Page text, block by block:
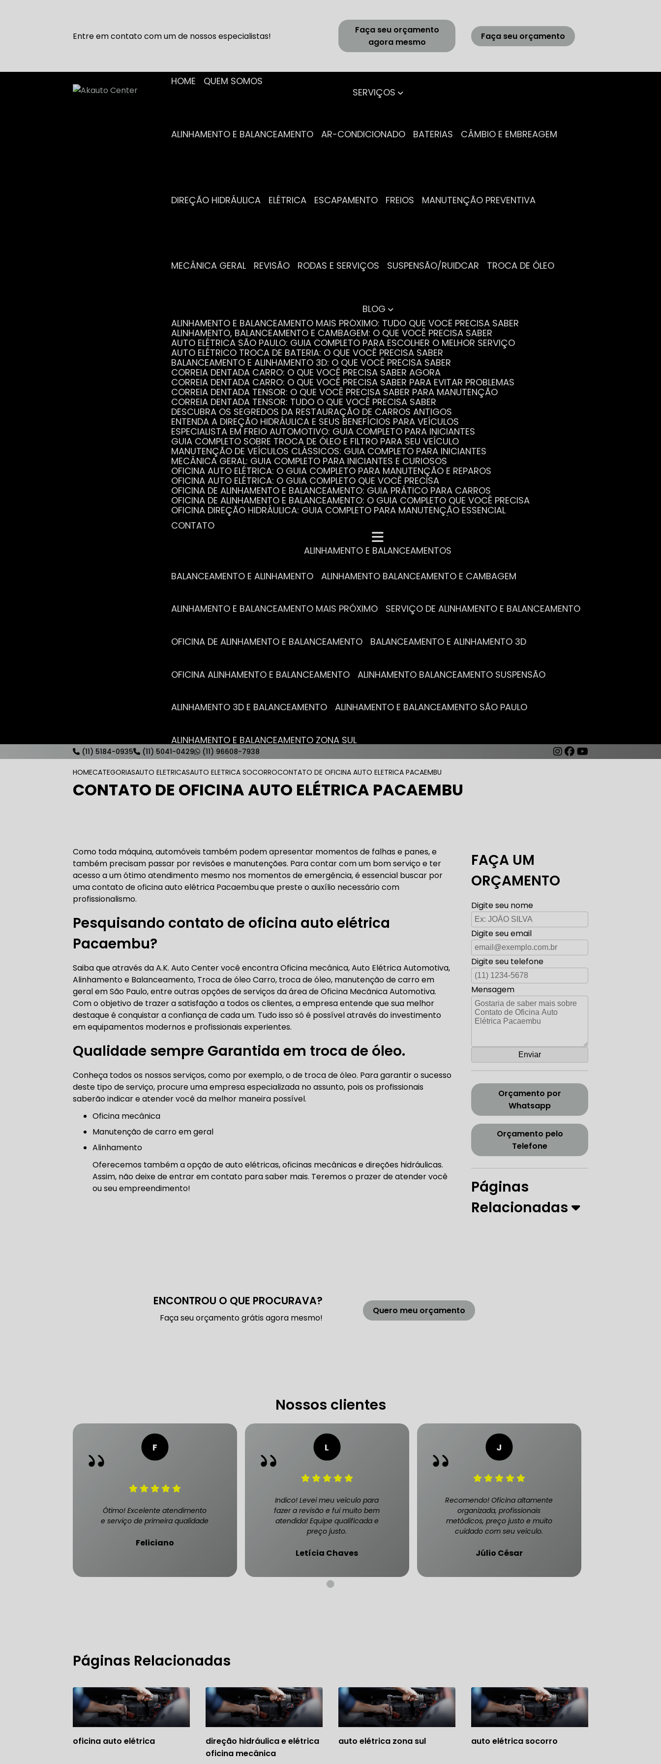
Entre em contato com um de nossos especialistas!
Faça seu orçamento
agora mesmo
Faça seu orçamento
HOME
QUEM SOMOS
SERVIÇOS
ALINHAMENTO E BALANCEAMENTO AR-CONDICIONADO BATERIAS CÂMBIO E EMBREAGEM
DIREÇÃO HIDRÁULICA ELÉTRICA ESCAPAMENTO FREIOS MANUTENÇÃO PREVENTIVA
MECÂNICA GERAL REVISÃO RODAS E SERVIÇOS SUSPENSÃO/RUIDCAR TROCA DE ÓLEO
BLOG
ALINHAMENTO E BALANCEAMENTO MAIS PRÓXIMO: TUDO QUE VOCÊ PRECISA SABER
ALINHAMENTO, BALANCEAMENTO E CAMBAGEM: O QUE VOCÊ PRECISA SABER
AUTO ELÉTRICA SÃO PAULO: GUIA COMPLETO PARA ESCOLHER O MELHOR SERVIÇO
AUTO ELÉTRICO TROCA DE BATERIA: O QUE VOCÊ PRECISA SABER
BALANCEAMENTO E ALINHAMENTO 3D: O QUE VOCÊ PRECISA SABER
CORREIA DENTADA CARRO: O QUE VOCÊ PRECISA SABER AGORA
CORREIA DENTADA CARRO: O QUE VOCÊ PRECISA SABER PARA EVITAR PROBLEMAS
CORREIA DENTADA TENSOR: O QUE VOCÊ PRECISA SABER PARA MANUTENÇÃO
CORREIA DENTADA TENSOR: TUDO O QUE VOCÊ PRECISA SABER
DESCUBRA OS SEGREDOS DA RESTAURAÇÃO DE CARROS ANTIGOS
ENTENDA A DIREÇÃO HIDRÁULICA E SEUS BENEFÍCIOS PARA VEÍCULOS
ESPECIALISTA EM FREIO AUTOMOTIVO: GUIA COMPLETO PARA INICIANTES
GUIA COMPLETO SOBRE TROCA DE ÓLEO E FILTRO PARA SEU VEÍCULO
MANUTENÇÃO DE VEÍCULOS CLÁSSICOS: GUIA COMPLETO PARA INICIANTES
MECÂNICA GERAL: GUIA COMPLETO PARA INICIANTES E CURIOSOS
OFICINA AUTO ELÉTRICA: O GUIA COMPLETO PARA MANUTENÇÃO E REPAROS
OFICINA AUTO ELÉTRICA: O GUIA COMPLETO QUE VOCÊ PRECISA
OFICINA DE ALINHAMENTO E BALANCEAMENTO: GUIA PRÁTICO PARA CARROS
OFICINA DE ALINHAMENTO E BALANCEAMENTO: O GUIA COMPLETO QUE VOCÊ PRECISA
OFICINA DIREÇÃO HIDRÁULICA: GUIA COMPLETO PARA MANUTENÇÃO ESSENCIAL
OFICINA MECÂNICA COMPLETA PARA BLINDADOS: TUDO QUE VOCÊ PRECISA SABER
POR QUE A REVISÃO AUTOMOTIVA É ESSENCIAL PARA O DESEMPENHO DO SEU CARRO
SERVIÇO DE ALINHAMENTO E BALANCEAMENTO: O QUE VOCÊ PRECISA SABER
VANTAGENS ESSENCIAIS DA TROCA DE ÓLEO PARA A SAÚDE DO SEU CARRO
CONTATO
ALINHAMENTO E BALANCEAMENTOS
BALANCEAMENTO E ALINHAMENTO ALINHAMENTO BALANCEAMENTO E CAMBAGEM
ALINHAMENTO E BALANCEAMENTO MAIS PRÓXIMO SERVIÇO DE ALINHAMENTO E BALANCEAMENTO
OFICINA DE ALINHAMENTO E BALANCEAMENTO BALANCEAMENTO E ALINHAMENTO 3D
OFICINA ALINHAMENTO E BALANCEAMENTO ALINHAMENTO BALANCEAMENTO SUSPENSÃO
ALINHAMENTO 3D E BALANCEAMENTO ALINHAMENTO E BALANCEAMENTO SÃO PAULO
ALINHAMENTO E BALANCEAMENTO ZONA SUL
AUTO ELÉTRICA MAIS PRÓXIMO AUTO ELÉTRICA AUTOMOTIVA
AUTO ELÉTRICO TROCA DE BATERIA OFICINA AUTO ELÉTRICA
AUTO ELÉTRICA ZONA SUL
CORREIAS DENTADAS
TROCA CORREIA DENTADA CORREIA DENTADA LAND ROVER CORREIA DENTADA RANGE ROVER
TROCA DA CORREIA DENTADA DA LAND ROVER CORREIA DENTADA DISCOVERY
CORREIA DENTADA TENSOR
CORREIA DENTADA CARRO CORREIA DENTADA SÃO PAULO CORREIA DENTADA ZONA SUL
MANUTENÇÃO DIREÇÃO HIDRÁULICA CONSERTO DIREÇÃO HIDRÁULICA
FREIOS AUTOMOTIVOS
ESPECIALISTA EM FREIO AUTOMOTIVO FREIO DE AUTOMÓVEL
FREIO ABS MANUTENÇÃO
FREIO DO CARRO ZONA SUL
MECÂNICO PARA CONSERTO DE CARRO BLINDADO
MECÂNICO PARA CARROS BLINDADOS DE LUXO
OFICINA QUE ATENDE CARRO BLINDADO
MECÂNICO PARA SUSPENSÃO DE CARRO BLINDADO
OFICINA MECÂNICA DE AUTOMÓVEIS BLINDADOS
MECÂNICO PARA REVISÃO PREVENTIVA DE BLINDADOS
(11) 5184-0935 (11) 5041-0429 (11) 96608-7938
HOMECATEGORIASAUTO ELETRICASAUTO ELETRICA SOCORROCONTATO DE OFICINA AUTO ELETRICA PACAEMBU
CONTATO DE OFICINA AUTO ELÉTRICA PACAEMBU
Como toda máquina, automóveis também podem apresentar momentos de falhas e panes, e
também precisam passar por revisões e manutenções. Para contar com um bom serviço e ter
acesso a um ótimo atendimento mesmo nos momentos de emergência, é essencial buscar por
uma contato de oficina auto elétrica Pacaembuque preste o auxílio necessário com
profissionalismo.
Pesquisando contato de oficina auto elétrica
Pacaembu?
Saiba que através da A.K. Auto Center você encontra Oficina mecânica, Auto Elétrica Automotiva,
Alinhamento e Balanceamento, Troca de óleo Carro, troca de óleo, manutenção de carro em
geral em São Paulo, entre outras opções de serviços da área de Oficina Mecãnica Automotiva.
Com o objetivo de trazer a satisfação a todos os clientes, a empresa entende que sua melhor
destaque é conquistar a confiança de cada um. Tudo isso só é possível através do investimento
em equipamentos modernos e profissionais experientes.
Qualidade sempre Garantida em troca de óleo.
Conheça todos os nossos serviços, como por exemplo, o de troca de óleo. Para garantir o sucesso
deste tipo de serviço, procure uma empresa especializada no assunto, pois os profissionais
saberão indicar e atender você da melhor maneira possível.
Oficina mecânica
manutenção de carro em geral
Alinhamento
Oferecemos também a opção de auto elétricas, oficinas mecânicas e direções hidráulicas.
Assim, não deixe de entrar em contato para saber mais. Teremos o prazer de atender você
ou seu empreendimento!
FAÇA UM
ORÇAMENTO
Digite seu nome
Digite seu email
Digite seu telefone
Mensagem
Orçamento por
Whatsapp
Orçamento pelo
Telefone
Páginas
Relacionadas
ENCONTROU O QUE PROCURAVA?
Faça seu orçamento grátis agora mesmo!
Quero meu orçamento
Nossos clientes
Ótimo! Excelente atendimento
e serviço de primeira qualidade
Feliciano
Indico! Levei meu veículo para
fazer a revisão e fui muito bem
atendida! Equipe qualificada e
preço justo.
Letícia Chaves
Recomendo! Oficina altamente
organizada, profissionais
metódicos, preço justo e muito
cuidado com seu veículo.
Júlio César
Páginas Relacionadas
oficina auto elétrica
direção hidráulica e elétrica
oficina mecânica
auto elétrica zona sul auto elétrica socorro